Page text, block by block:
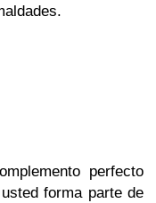
perfecto
forma parte de